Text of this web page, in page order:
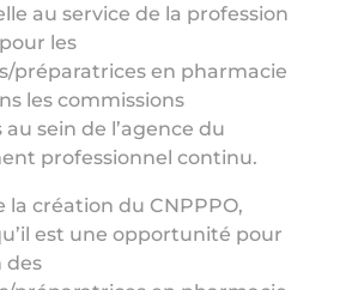
au service de la profession
les
préparatrices en pharmacie
les commissions
sein de l’agence du
professionnel continu.
la création du CNPPPO,
est une opportunité pour
des